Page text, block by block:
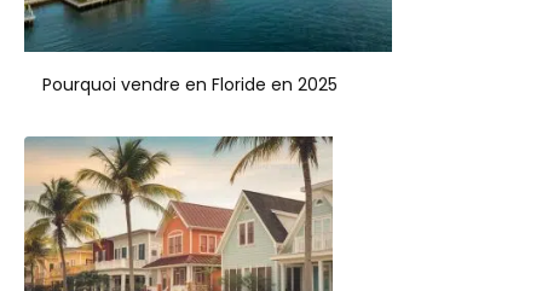
Pourquoi vendre en Floride en 2025